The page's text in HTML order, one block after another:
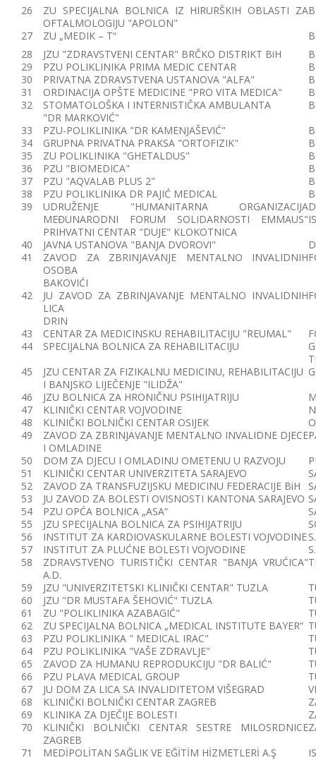
26
ZU SPECIJALNA BOLNICA IZ HIRURŠKIH OBLASTI ZA
OFTALMOLOGIJU "APOLON"
27
ZU „MEDIK – T“
28
JZU "ZDRAVSTVENI CENTAR" BRČKO DISTRIKT BiH
29
PZU POLIKLINIKA PRIMA MEDIC CENTAR
30
PRIVATNA ZDRAVSTVENA USTANOVA "ALFA"
31
ORDINACIJA OPŠTE MEDICINE "PRO VITA MEDICA"
32
STOMATOLOŠKA I INTERNISTIČKA AMBULANTA
"DR MARKOVIĆ"
33
PZU-POLIKLINIKA "DR KAMENJAŠEVIĆ"
34
GRUPNA PRIVATNA PRAKSA "ORTOFIZIK"
35
ZU POLIKLINIKA "GHETALDUS"
36
PZU "BIOMEDICA"
37
PZU "AQVALAB PLUS 2"
38
PZU POLIKLINIKA DR PAJIĆ MEDICAL
39
UDRUŽENJE "HUMANITARNA ORGANIZACIJA
MEĐUNARODNI FORUM SOLIDARNOSTI EMMAUS"
PRIHVATNI CENTAR "DUJE" KLOKOTNICA
40
JAVNA USTANOVA "BANJA DVOROVI"
41
ZAVOD ZA ZBRINJAVANJE MENTALNO INVALIDNIH
OSOBA
BAKOVIĆI
42
JU ZAVOD ZA ZBRINJAVANJE MENTALNO INVALIDNIH
LICA
DRIN
43 CENTAR ZA MEDICINSKU REHABILITACIJU "REUMAL"
44
SPECIJALNA BOLNICA ZA REHABILITACIJU
45
JZU CENTAR ZA FIZIKALNU MEDICINU, REHABILITACIJU
I BANJSKO LIJEČENJE "ILIDŽA"
46
JZU BOLNICA ZA HRONIČNU PSIHIJATRIJU
47
KLINIČKI CENTAR VOJVODINE
48
KLINIČKI BOLNIČKI CENTAR OSIJEK
49
ZAVOD ZA ZBRINJAVANJE MENTALNO INVALIDNE DJECE
I OMLADINE
50
DOM ZA DJECU I OMLADINU OMETENU U RAZVOJU
51
KLINIČKI CENTAR UNIVERZITETA SARAJEVO
52
ZAVOD ZA TRANSFUZIJSKU MEDICINU FEDERACIJE BiH
53
JU ZAVOD ZA BOLESTI OVISNOSTI KANTONA SARAJEVO
54
PZU OPĆA BOLNICA „ASA“
55
JZU SPECIJALNA BOLNICA ZA PSIHIJATRIJU
56
INSTITUT ZA KARDIOVASKULARNE BOLESTI VOJVODINE
57
INSTITUT ZA PLUĆNE BOLESTI VOJVODINE
58
ZDRAVSTVENO TURISTIČKI CENTAR "BANJA VRUĆICA"
A.D.
59
JZU "UNIVERZITETSKI KLINIČKI CENTAR" TUZLA
60
JZU "DR MUSTAFA ŠEHOVIĆ" TUZLA
61
ZU "POLIKLINIKA AZABAGIĆ"
62
ZU SPECIJALNA BOLNICA „MEDICAL INSTITUTE BAYER“
63
PZU POLIKLINIKA " MEDICAL IRAC"
64
PZU POLIKLINIKA "VAŠE ZDRAVLJE"
65
ZAVOD ZA HUMANU REPRODUKCIJU "DR BALIĆ"
66
PZU PLAVA MEDICAL GROUP
67
JU DOM ZA LICA SA INVALIDITETOM VIŠEGRAD
68
KLINIČKI BOLNIČKI CENTAR ZAGREB
69
KLINIKA ZA DJEČIJE BOLESTI
70
KLINIČKI BOLNIČKI CENTAR SESTRE MILOSRDNICE
ZAGREB
71
MEDİPOLİTAN SAĞLIK VE EĞİTİM HİZMETLERİ A.Ş